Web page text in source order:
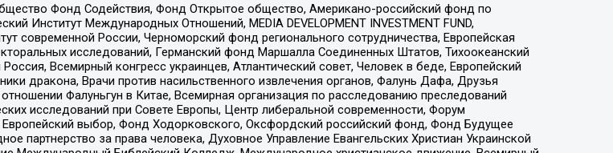
Фонд Содействия, Фонд Открытое общество, Американо-российский фонд по
Институт Международных Отношений, MEDIA DEVELOPMENT INVESTMENT FUND,
современной России, Черноморский фонд регионального сотрудничества, Европейская
исследований, Германский фонд Маршалла Соединенных Штатов, Тихоокеанский
Всемирный конгресс украинцев, Атлантический совет, Человек в беде, Европейский
дракона, Врачи против насильственного извлечения органов, Фалунь Дафа, Друзья
Фалуньгун в Китае, Всемирная организация по расследованию преследований
исследований при Совете Европы, Центр либеральной современности, Форум
выбор, Фонд Ходорковского, Оксфордский российский фонд, Фонд Будущее
за права человека, Духовное Управление Евангельских Христиан Украинской